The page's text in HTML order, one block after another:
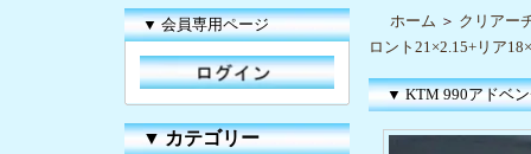
▼ 会員専用ページ
▼カテゴリー
ホーム ＞ クリアー
ロント21×2.15+リア
▼ KTM 990アドベ